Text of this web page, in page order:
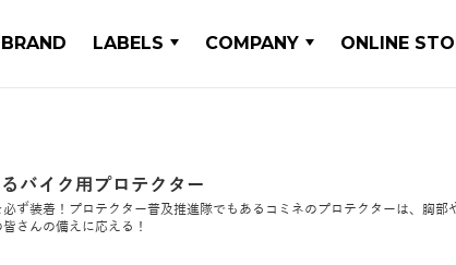
BRAND LABELS COMPANY ONLINE
バイク用プロテクター
ず装着！プロテクター普及推進隊でもあるコミネのプロテクターは、胸
さんの備えに応える！